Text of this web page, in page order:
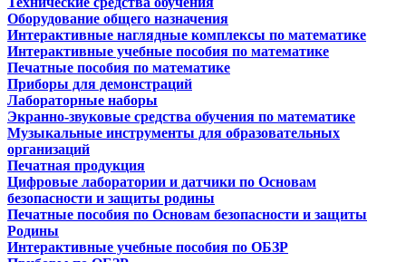
Оборудование общего назначения
Интерактивные наглядные комплексы по математике
Интерактивные учебные пособия по математике
Печатные пособия по математике
Приборы для демонстраций
Лабораторные наборы
Экранно-звуковые средства обучения по математике
Музыкальные инструменты для образовательных
организаций
Печатная продукция
Цифровые лаборатории и датчики по Основам
безопасности и защиты родины
Печатные пособия по Основам безопасности и защиты
Родины
Интерактивные учебные пособия по ОБЗР